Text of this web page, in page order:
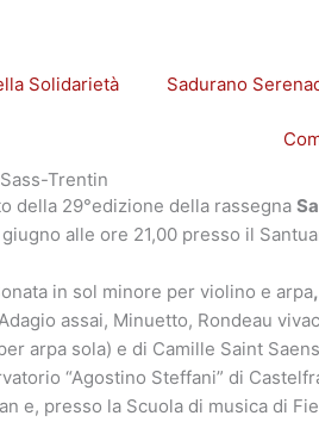
Solidarietà Sadurano
Trentin
della 29°edizione della rassegna
alle ore 21,00 presso il
in sol minore per violino e arpa,
assai, Minuetto, Rondeau
arpa sola) e di Camille Saint
“Agostino Steffani” di
e, presso la Scuola di musica di